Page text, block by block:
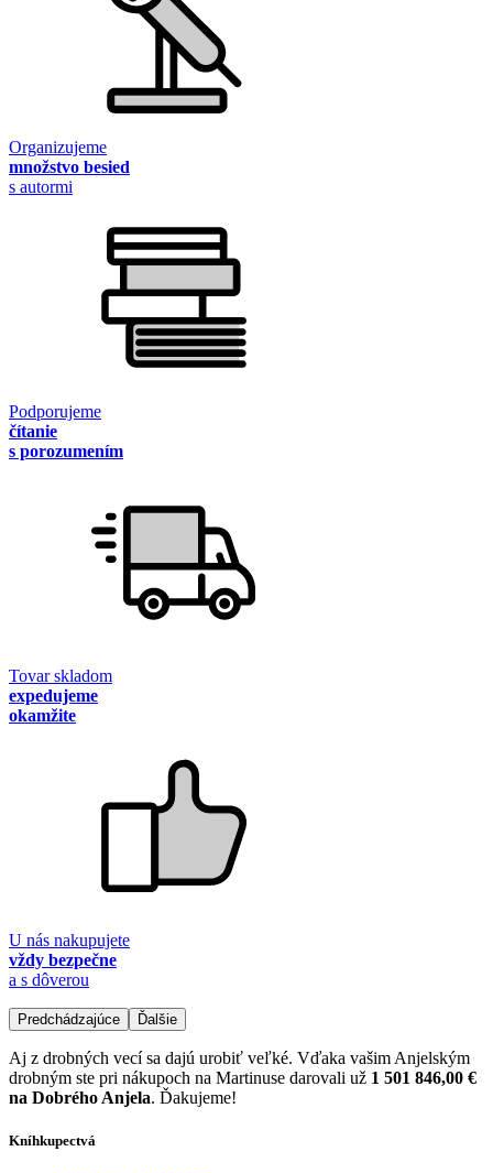
Organizujeme
množstvo besied
s autormi
Podporujeme
čítanie
s porozumením
Tovar skladom
expedujeme
okamžite
U nás nakupujete
vždy bezpečne
a s dôverou
Predchádzajúce Ďalšie
Aj z drobných vecí sa dajú urobiť veľké. Vďaka vašim Anjelským
drobným ste pri nákupoch na Martinuse darovali už 1 501 846,00 €
na Dobrého Anjela. Ďakujeme!
Kníhkupectvá